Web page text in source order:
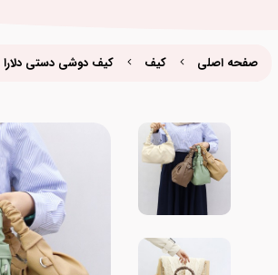
صفحه اصلی کیف کیف دوشی دستی دلارا DELARA